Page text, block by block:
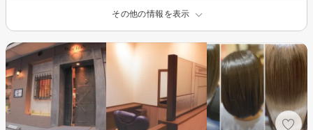
その他の情報を表示